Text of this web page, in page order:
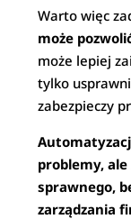
Warto więc
może
może lepiej
tylko
zabezpieczy
problemy,
sprawnego,
zarządzania